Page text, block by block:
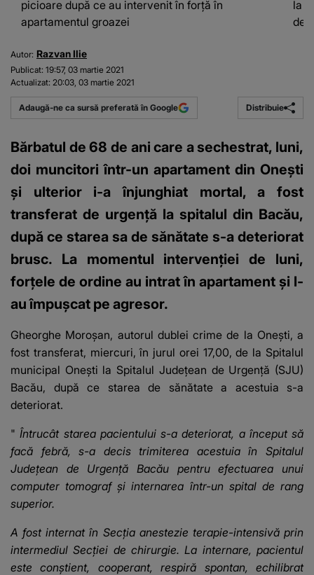
picioare după ce au intervenit în forță în
apartamentul groazei
la
Autor: Razvan Ilie
Publicat: 19:57, 03 martie 2021
Actualizat: 20:03, 03 martie 2021
Adaugă-ne ca sursă preferată în Google Distribuie
Bărbatul de 68 de ani care a sechestrat, luni,
doi muncitori într-un apartament din Oneşti
şi ulterior i-a înjunghiat mortal, a fost
transferat de urgență la spitalul din Bacău,
după ce starea sa de sănătate s-a deteriorat
brusc. La momentul intervenției de luni,
forţele de ordine au intrat în apartament şi l-
au împuşcat pe agresor.
Gheorghe Moroşan, autorul dublei crime de la Oneşti, a
fost transferat, miercuri, în jurul orei 17,00, de la Spitalul
municipal Oneşti la Spitalul Judeţean de Urgenţă (SJU)
Bacău, după ce starea de sănătate a acestuia s-a
deteriorat.
" Întrucât starea pacientului s-a deteriorat, a început să
facă febră, s-a decis trimiterea acestuia în Spitalul
Judeţean de Urgenţă Bacău pentru efectuarea unui
computer tomograf şi internarea într-un spital de rang
superior.
A fost internat în Secţia anestezie terapie-intensivă prin
intermediul Secţiei de chirurgie. La internare, pacientul
este conştient, cooperant, respiră spontan, echilibrat